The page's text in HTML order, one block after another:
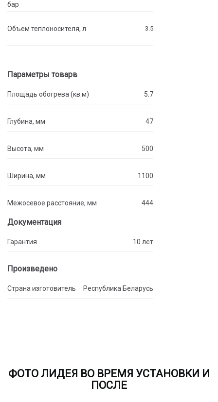
бар
Объем теплоносителя, л 3.5
Параметры товарв
Площадь обогрева (кв.м) 5.7
Глубина, мм 47
Высота, мм 500
Ширина, мм 1100
Межосевое расстояние, мм 444
Документация
Гарантия 10 лет
Произведено
Страна изготовитель Республика Беларусь
ФОТО ЛИДЕЯ ВО ВРЕМЯ УСТАНОВКИ И
ПОСЛЕ